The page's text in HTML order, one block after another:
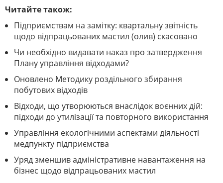
Читайте також:
Підприємствам на замітку: квартальну звітність
щодо відпрацьованих мастил (олив) скасовано
Чи необхідно видавати наказ про затвердження
Плану управління відходами?
Оновлено Методику роздільного збирання
побутових відходів
Відходи, що утворюються внаслідок воєнних дій:
підходи до утилізації та повторного використання
Управління екологічними аспектами діяльності
медпункту підприємства
Уряд зменшив адміністративне навантаження на
бізнес щодо відпрацьованих мастил